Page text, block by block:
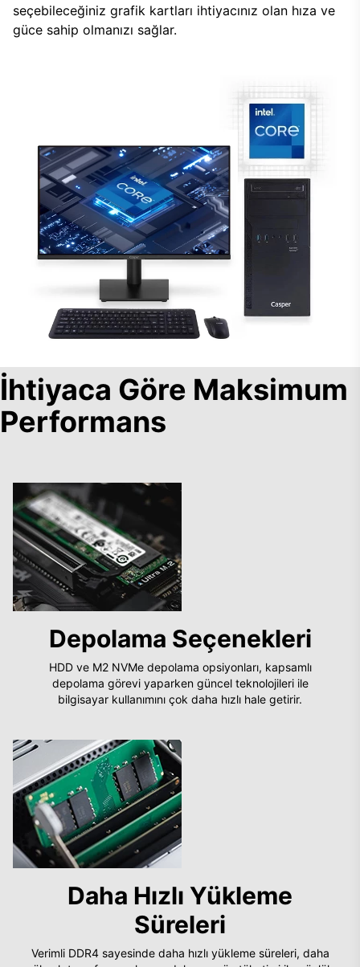
seçebileceğiniz grafik kartları ihtiyacınız olan hıza ve
güce sahip olmanızı sağlar.
İhtiyaca Göre Maksimum
Performans
Depolama Seçenekleri
HDD ve M2 NVMe depolama opsiyonları, kapsamlı
depolama görevi yaparken güncel teknolojileri ile
bilgisayar kullanımını çok daha hızlı hale getirir.
Daha Hızlı Yükleme
Süreleri
Verimli DDR4 sayesinde daha hızlı yükleme süreleri, daha